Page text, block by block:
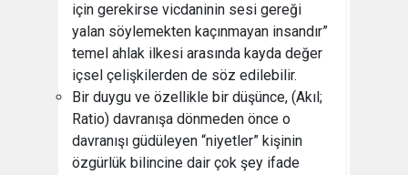
için gerekirse vicdaninin sesi gereği
yalan söylemekten kaçınmayan insandır”
temel ahlak ilkesi arasında kayda değer
içsel çelişkilerden de söz edilebilir.
Bir duygu ve özellikle bir düşünce, (Akıl;
Ratio) davranışa dönmeden önce o
davranışı güdüleyen “niyetler” kişinin
özgürlük bilincine dair çok şey ifade